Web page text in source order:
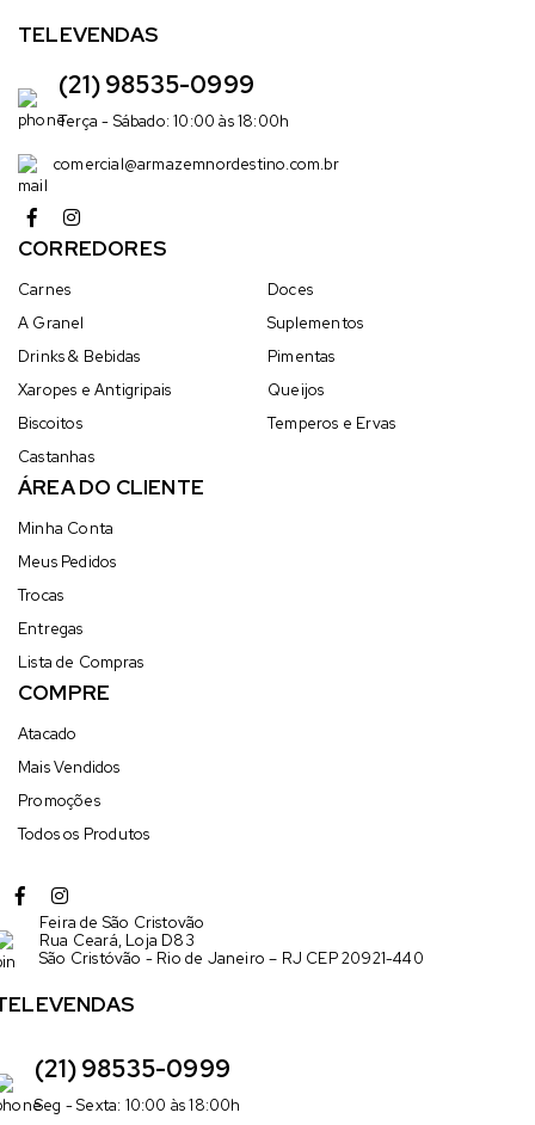
TELEVENDAS
(21) 98535-0999
Terça - Sábado: 10:00 às 18:00h
comercial@armazemnordestino.com.br
CORREDORES
Carnes
A Granel
Drinks & Bebidas
Xaropes e Antigripais
Biscoitos
Castanhas
Doces
Suplementos
Pimentas
Queijos
Temperos e Ervas
ÁREA DO CLIENTE
Minha Conta
Meus Pedidos
Trocas
Entregas
Lista de Compras
COMPRE
Atacado
Mais Vendidos
Promoções
Todos os Produtos
Feira de São Cristovão
Rua Ceará, Loja D83
São Cristóvão - Rio de Janeiro – RJ CEP 20921-440
(21) 98535-0999
Seg - Sexta: 10:00 às 18:00h